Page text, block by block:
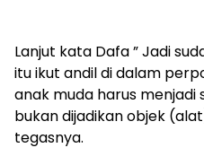
Lanjut kata Dafa ” Jadi
itu ikut andil di dalam
anak muda harus
bukan dijadikan objek
tegasnya.